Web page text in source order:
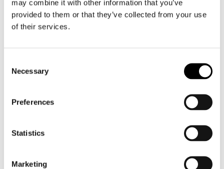
may combine it with other information that you’ve
provided to them or that they’ve collected from your use
of their services.
Selection
Necessary
Preferences
Statistics
Marketing
Motorpak heren
Motorjeans heren
Motorhoodie heren